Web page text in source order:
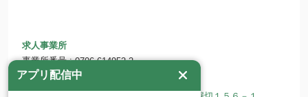
求人事業所
事業所番号
0706-614952-2
事業所名
株式会社 ヤナイ
アプリ配信中